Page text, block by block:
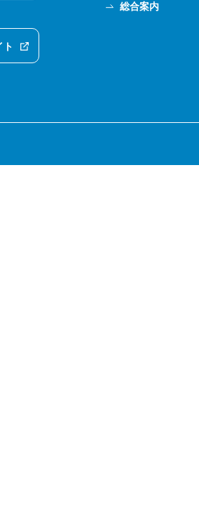
ト
総合案内